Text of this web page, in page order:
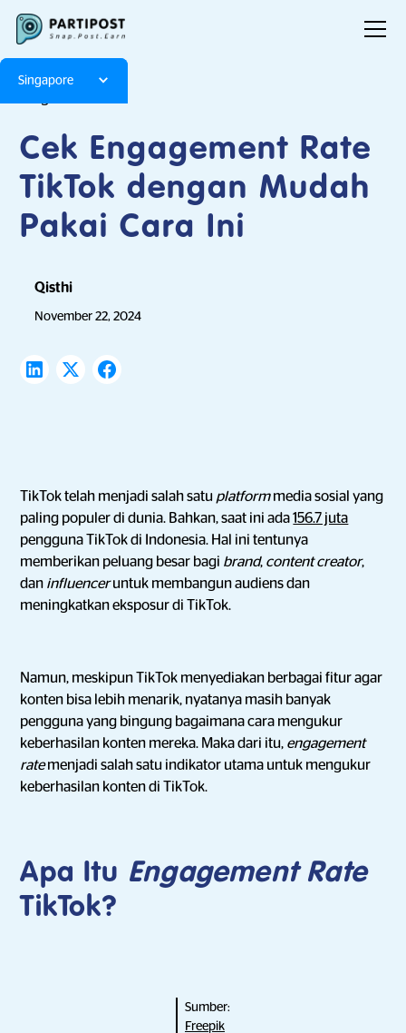
Singapore
Cek Engagement Rate
TikTok dengan Mudah
Pakai Cara Ini
Qisthi
November 22, 2024
TikTok telah menjadi salah satu platformmedia sosial yang
paling populer di dunia. Bahkan, saat ini ada156.7 juta
pengguna TikTok di Indonesia. Hal ini tentunya
memberikan peluang besar bagi brand, content creator,
dan influenceruntuk membangun audiens dan
meningkatkan eksposur di TikTok.
Namun, meskipun TikTok menyediakan berbagai fitur agar
konten bisa lebih menarik, nyatanya masih banyak
pengguna yang bingung bagaimana cara mengukur
keberhasilan konten mereka. Maka dari itu, engagement
ratemenjadi salah satu indikator utama untuk mengukur
keberhasilan konten di TikTok.
Apa Itu Engagement Rate
TikTok?
Sumber:
Freepik